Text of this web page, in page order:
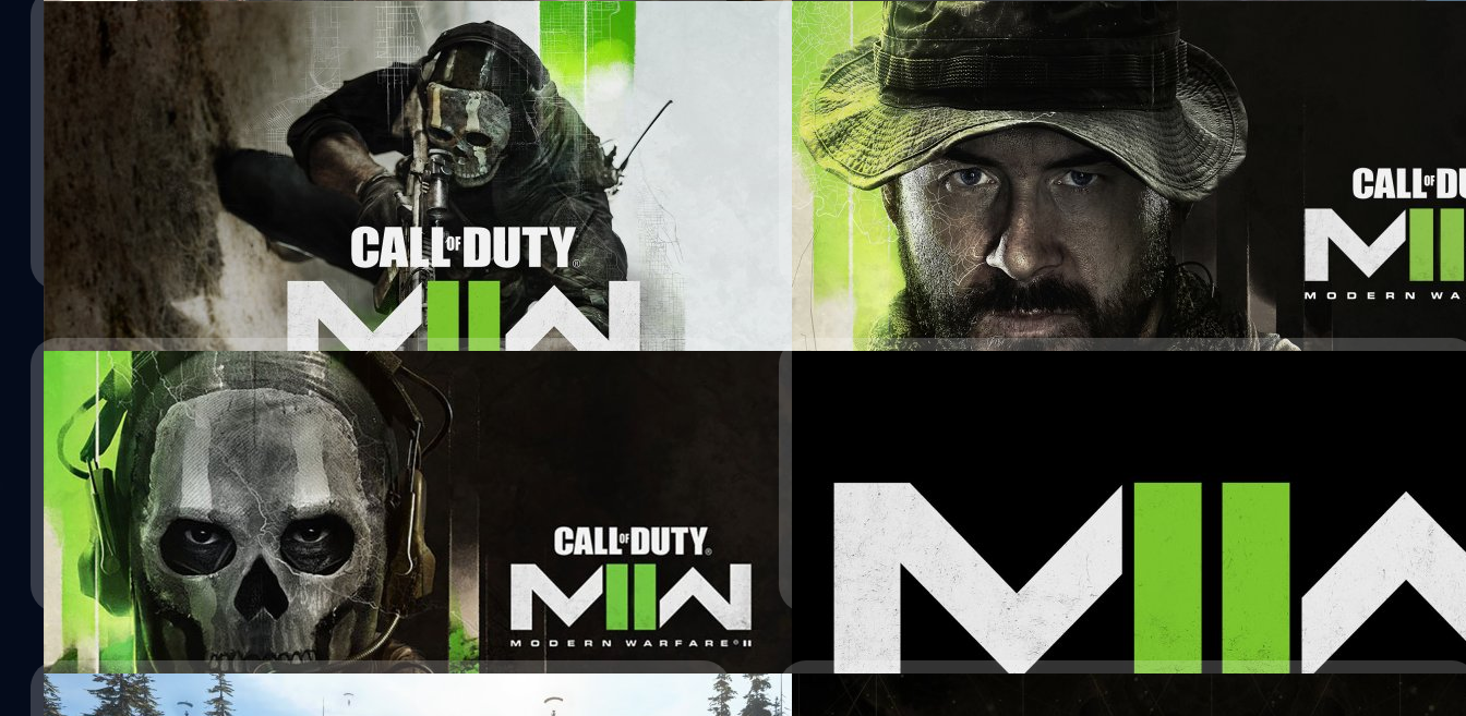
Infinity Ward สตูดิโอเกมในสังกัด Activision Blizzard เจ้าของผลงานในซีรีส์ Call of Duty: Modern
Warfare กำลังรับสมัครผู้กำกับบทในเกมใหม่ที่น่าจะเป็นเกมอาร์พีจีแบบโลกกว้าง
จตุรวิทย์ เครือวาณิชกิจ| 1518 days ago
Read More
09/06/2022
ตัวอย่างใหม่ Call of Duty: Modern Warfare 2 ติดตามการทำภารกิจกับ
หน่วย Task Force 141
พร้อมลุยไปกับหน่วย Task Force 141 กันหรือยัง กับตัวอย่างใหม่ Call of Duty: Modern Warfare 2
จีรนาถ เรืองทรัพย์| 1522 days ago
Read More
03/06/2022
Activision จะเปิดข้อมูลของ Call of Duty: Modern Warfare II ในสัปดาห์
หน้า
ค่ายเกม Activision และทีมพัฒนา Infinity Ward ได้ประกาศว่าจะเปิดเผยข้อมูลของเกม Call of Duty:
Modern Warfare II อย่างเป็นทางการในวันที่ 9 มิถุนายน 2022 เวลา 00:00 น. ตามเวลาประเทศไทย โดยผู้
สนใจสามารถรับชมได้ทาง YouTube Call of Duty: Modern Warfare II จะวางจำหน่ายในวันที่ 28 ตุลาคม
2022 แม้จะยังไม่ระบุแพลตฟอร์ม แต่เกมนี้ก็มีหน้าร้านค้าบน PlayStation Store แล้ว นอกจากนี้บัญชี
Twitter อย่างเป็นทางการของ Steam ยังรีทวีตการประกาศนี้ด้วย จึงมีความเป็นไปได้ว่าเกม Call of Duty:
Modern Warfare II น่าจะลง PC ที่มา: gematsu
ศุภกร ประเสริฐศิลป์| 1528 days ago
Read More
25/05/2022
Call of Duty: Modern Warfare II เตรียมวางจำหน่าย 28 ต.ค. นี้
ค่ายเกม Activision และทีมพัฒนา Infinity Ward ได้ประกาศว่าจะวางจำหน่ายเกม Call of Duty: Modern
Warfare II ในวันที่ 28 ตุลาคม 2022 แต่ยังไม่ระบุแพลตฟอร์ม ในตัวอย่างจะเผยให้เห็นเรือบรรทุกสินค้า
ขนาดใหญ่ที่มีภาพของ ไซมอน ‘โกสต์’ ไรลีย์ (Simon ‘Ghost’ Riley) จากเกม Call of Duty: Modern
Warfare II และที่ท่าเรือก็มีภาพของเหล่าทหารในทีม Task Force 141 ได้แก่ กัปตัน จอห์น ไพรซ์ (Captain
John Price), จอห์น แมกทาวิช (John MacTavish), ไคล์ การ์ริก (Kyle Garrick) และพันเอก อาเลฆันโดร
วาร์กัส (Alejandro Vargas)…
ศุภกร ประเสริฐศิลป์ | 1537 days ago
Read More
Call of Duty: Warzone ล่าสุดทีมพัฒนา Infinity Ward ได้เปิดเผยโลโกอย่างเป็นทางการของเกม Call of
Duty: Modern Warfare 2 Call of Duty: Modern Warfare 2 เป็นภาคต่อของเกม Call of Duty: Modern
Warfare ฉบับรีบูตที่ออกวางจำหน่ายเมื่อปี 2019 แทนที่จะเป็นการรีเมกเกม Call of Duty: Modern Warfare
2 ภาคดั้งเดิมที่ออกวางจำหน่ายเมื่อปี 2009 อย่างไรก็ตาม Infinity Ward…
ศุภกร ประเสริฐศิลป์ | 1563 days ago
Read More
29/07/2021